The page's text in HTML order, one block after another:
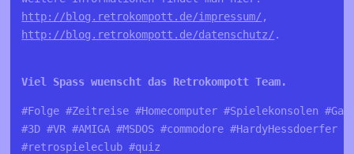
http://blog.retrokompott.de/impressum/
http://blog.retrokompott.de/datenschutz/ .
Viel Spass wuenscht das Retrokompott Team.
#Folge #Zeitreise #Homecomputer #Spielekonsolen
#3D #VR #AMIGA #MSDOS #commodore
#retrospieleclub #quiz